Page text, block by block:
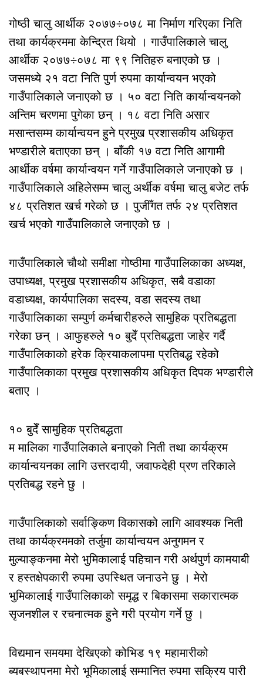
गोष्ठी चालु आर्थीक २०७७÷०७८ मा निर्माण गरिएका निति
तथा कार्यक्रममा केन्द्रित थियो । गाउँपालिकाले चालु
आर्थीक २०७७÷०७८ मा ९९ नितिहरु बनाएको छ ।
जसमध्ये २१ वटा निति पुर्ण रुपमा कार्यान्वयन भएको
गाउँपालिकाले जनाएको छ । ५० वटा निति कार्यान्वयनको
अन्तिम चरणमा पुगेका छन् । १८ वटा निति असार
मसान्तसम्म कार्यान्वयन हुने प्रमुख प्रशासकीय अधिकृत
भण्डारीले बताएका छन् । बाँकी १७ वटा निति आगामी
आर्थीक वर्षमा कार्यान्वयन गर्ने गाउँपालिकाले जनाएको छ ।
गाउँपालिकाले अहिलेसम्म चालु अर्थीक वर्षमा चालु बजेट तर्फ
४८ प्रतिशत खर्च गरेको छ । पुजीँगत तर्फ २४ प्रतिशत
खर्च भएको गाउँपालिकाले जनाएको छ ।
गाउँपालिकाले चौथो समीक्षा गोष्ठीमा गाउँपालिकाका अध्यक्ष,
उपाध्यक्ष, प्रमुख प्रशासकीय अधिकृत, सबै वडाका
वडाध्यक्ष, कार्यपालिका सदस्य, वडा सदस्य तथा
गाउँपालिकाका सम्पुर्ण कर्मचारीहरुले सामुहिक प्रतिबद्धता
गरेका छन् । आफुहरुले १० बुदेँ प्रतिबद्धता जाहेर गर्दै
गाउँपालिकाको हरेक क्रियाकलापमा प्रतिबद्ध रहेको
गाउँपालिकाका प्रमुख प्रशासकीय अधिकृत दिपक भण्डारीले
बताए ।
१० बुदेँ सामुहिक प्रतिबद्धता
म मालिका गाउँपालिकाले बनाएको निती तथा कार्यक्रम
कार्यान्वयनका लागि उत्तरदायी, जवाफदेही प्रण तरिकाले
प्रतिबद्ध रहने छु ।
गाउँपालिकाको सर्वाङ्किण विकासको लागि आवश्यक निती
तथा कार्यक्रममको तर्जुमा कार्यान्वयन अनुगमन र
मुल्याङ्कनमा मेरो भुमिकालाई पहिचान गरी अर्थपुर्ण कामयाबी
र हस्तक्षेपकारी रुपमा उपस्थित जनाउने छु । मेरो
भुमिकालाई गाउँपालिकाको समृद्ध र बिकासमा सकारात्मक
सृजनशील र रचनात्मक हुने गरी प्रयोग गर्ने छु ।
विद्यमान समयमा देखिएको कोभिड १९ महामारीको
ब्यबस्थापनमा मेरो भूमिकालाई सम्मानित रुपमा सक्रिय पारी